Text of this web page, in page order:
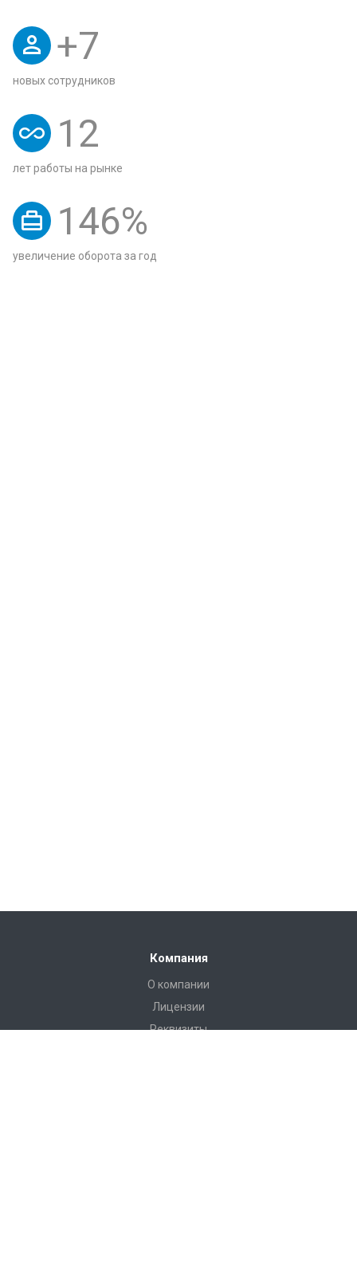
+7
новых сотрудников
12
лет работы на рынке
146%
увеличение оборота за год
Компания
О компании
Лицензии
Реквизиты